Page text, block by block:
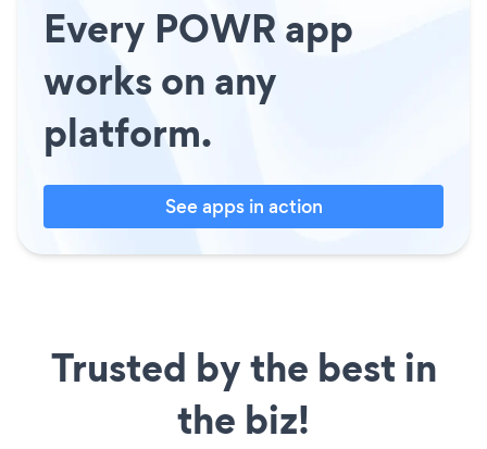
Every POWR app
works on any
platform.
See apps in action
Trusted by the best in
the biz!